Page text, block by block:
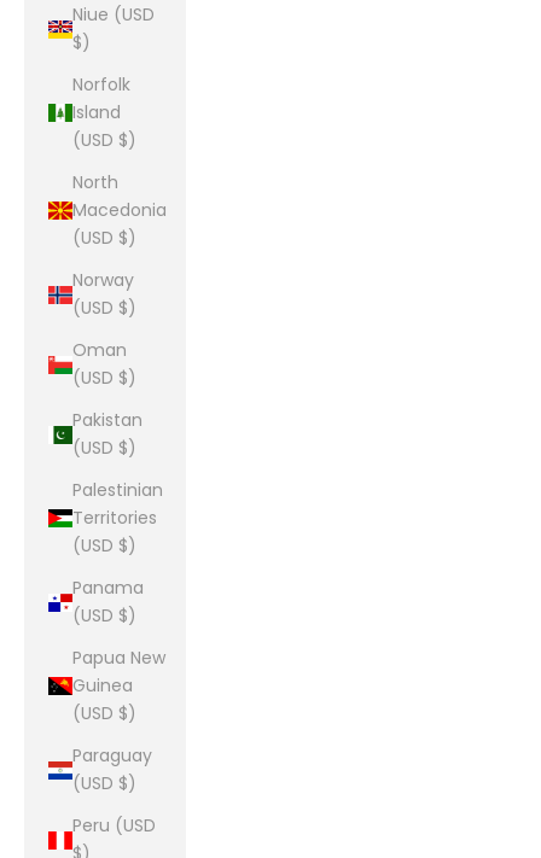
Niue (USD
$)
Norfolk
Island
(USD $)
North
Macedonia
(USD $)
Norway
(USD $)
Oman
(USD $)
Pakistan
(USD $)
Palestinian
Territories
(USD $)
Panama
(USD $)
Papua New
Guinea
(USD $)
Paraguay
(USD $)
Peru (USD